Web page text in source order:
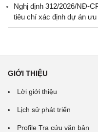
Nghị định 312/2026/NĐ-
tiêu chí xác định dự án
GIỚI THIỆU
Lời giới thiệu
Lịch sử phát triển
Profile Tra cứu văn bản